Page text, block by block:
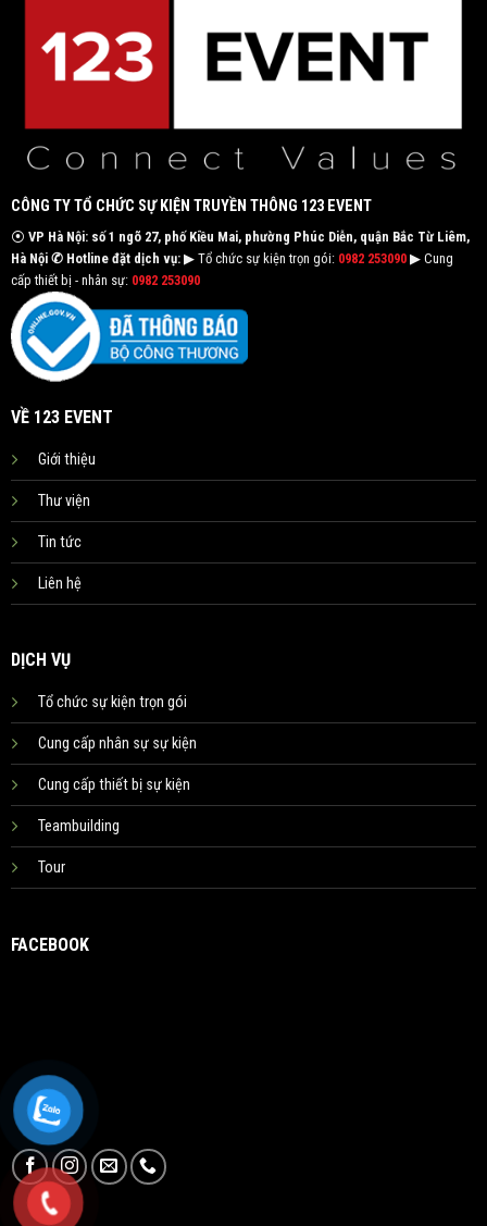
CÔNG TY TỔ CHỨC SỰ KIỆN TRUYỀN THÔNG 123 EVENT
⦿ VP Hà Nội: số 1 ngõ 27, phố Kiều Mai, phường Phúc Diễn, quận Bắc Từ Liêm,
Hà Nội ✆ Hotline đặt dịch vụ:▶ Tổ chức sự kiện trọn gói: 0982 253090▶ Cung
cấp thiết bị - nhân sự: 0982 253090
VỀ 123 EVENT
Giới thiệu
Thư viện
Tin tức
Liên hệ
DỊCH VỤ
Tổ chức sự kiện trọn gói
Cung cấp nhân sự sự kiện
Cung cấp thiết bị sự kiện
Teambuilding
Tour
FACEBOOK